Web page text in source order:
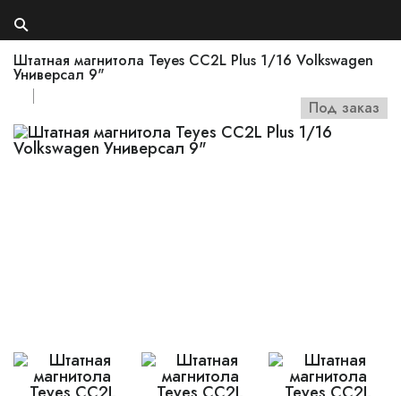
Штатная магнитола Teyes CC2L Plus 1/16 Volkswagen
Универсал 9"
Под заказ